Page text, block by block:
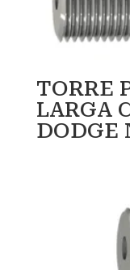
TORRE
LARGA
DODGE